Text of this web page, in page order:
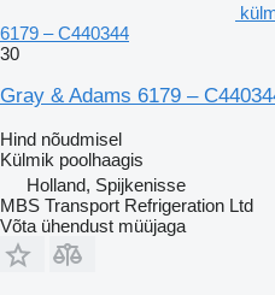
6179 – C440344
30
Gray & Adams 6179 –
Hind nõudmisel
Külmik poolhaagis
Holland, Spijkenisse
MBS Transport Refrigeration Ltd
Võta ühendust müüjaga